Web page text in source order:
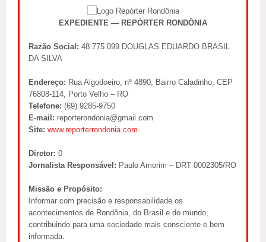
EXPEDIENTE — REPÓRTER RONDÔNIA
Razão Social: 48.775.099 DOUGLAS EDUARDO BRASIL
DA SILVA
Endereço: Rua Algodoeiro, nº 4890, Bairro Caladinho, CEP
76808-114, Porto Velho – RO
Telefone: (69) 9285-9750
E-mail: reporterondonia@gmail.com
Site: www.reporterrondonia.com
Diretor: 0
Jornalista Responsável: Paulo Amorim – DRT 0002305/RO
Missão e Propósito:
Informar com precisão e responsabilidade os
acontecimentos de Rondônia, do Brasil e do mundo,
contribuindo para uma sociedade mais consciente e bem
informada.